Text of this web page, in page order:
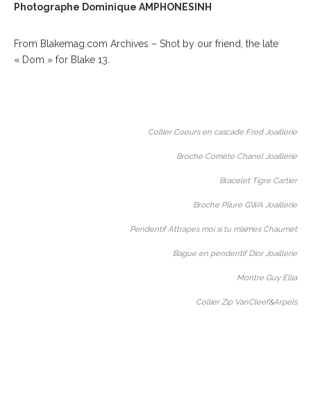
Photographe Dominique AMPHONESINH
From Blakemag.com Archives – Shot by our friend, the late
« Dom » for Blake 13.
Collier Coeurs en cascade Fred Joaillerie
Broche Comète Chanel Joaillerie
Bracelet Tigre Cartier
Broche Pliure GWA Joaillerie
Pendentif Attrapes moi si tu m’aimes Chaumet
Bague en pendentif Dior Joaillerie
Montre Guy Ellia
Collier Zip VanCleef&Arpels